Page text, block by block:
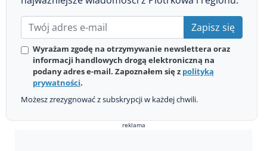
Zapisz się
Wyrażam zgodę na otrzymywanie newslettera oraz
informacji handlowych drogą elektroniczną na
podany adres e-mail. Zapoznałem się z polityką
prywatności.
Możesz zrezygnować z subskrypcji w każdej chwili.
reklama